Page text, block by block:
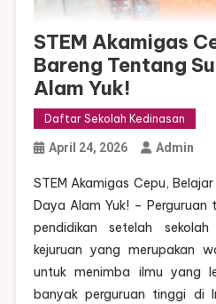
STEM Akamigas
Bareng Tentang
Alam Yuk!
Daftar Sekolah Kedinasan
April 24, 2026 Admin
STEM Akamigas Cepu,
Daya Alam Yuk! – Perguruan
pendidikan setelah
kejuruan yang merupakan
untuk menimba ilmu yang
banyak perguruan tinggi di